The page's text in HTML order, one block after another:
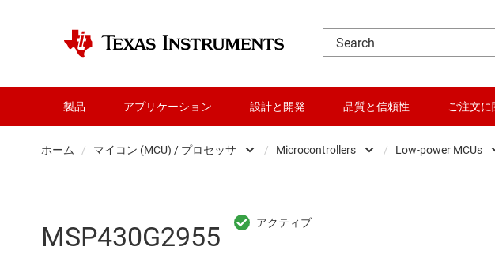
製品 アプリケーション 設計と開発 品質と信頼性 ご注文
ホーム / マイコン (MCU) / プロセッサ
RF とマイクロ波
/ Microcontrollers / Low-power MCUs
MSP430G2955